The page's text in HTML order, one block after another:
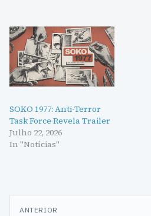
SOKO 1977: Anti-Terror
Task Force Revela Trailer
Julho 22, 2026
In "Notícias"
Navegação
ANTERIOR